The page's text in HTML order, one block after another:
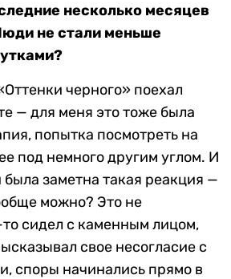
несколько месяцев
не стали меньше
черного» поехал
— для меня это тоже была
попытка посмотреть на
под немного другим углом. И
была заметна такая реакция —
можно? Это не
сидел с каменным лицом,
свое несогласие с
споры начинались прямо в